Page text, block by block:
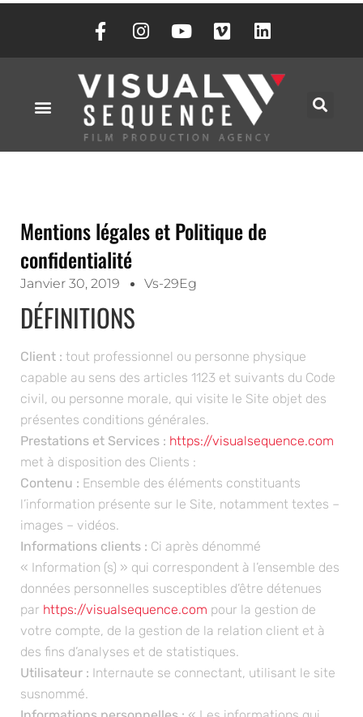
Mentions légales et Politique de
confidentialité
Janvier 30, 2019 Vs-29Eg
DÉFINITIONS
Client : tout professionnel ou personne physique
capable au sens des articles 1123 et suivants du Code
civil, ou personne morale, qui visite le Site objet des
présentes conditions générales.
Prestations et Services : https://visualsequence.com
met à disposition des Clients :
Contenu : Ensemble des éléments constituants
l’information présente sur le Site, notamment textes –
images – vidéos.
Informations clients : Ci après dénommé
« Information (s) » qui correspondent à l’ensemble des
données personnelles susceptibles d’être détenues
par https://visualsequence.com pour la gestion de
votre compte, de la gestion de la relation client et à
des fins d’analyses et de statistiques.
Utilisateur : Internaute se connectant, utilisant le site
susnommé.
Informations personnelles : « Les informations qui